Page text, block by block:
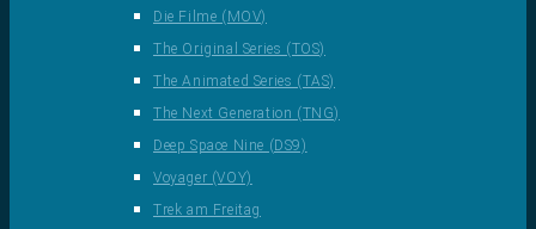
Die Filme (MOV)
The Original Series (TOS)
The Animated Series (TAS)
The Next Generation (TNG)
Deep Space Nine (DS9)
Voyager (VOY)
Trek am Freitag